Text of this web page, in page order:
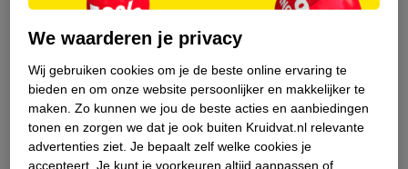
zelfzorg, ook online. Wat je
gezondheidsvraag ook is, stel hem aan
Stel je gezondheidsvraag
Ook in deze winkel
We waarderen je privacy
Wij gebruiken cookies om je de beste online ervaring te
bieden en om onze website persoonlijker en makkelijker te
maken. Zo kunnen we jou de beste acties en aanbiedingen
tonen en zorgen we dat je ook buiten Kruidvat.nl relevante
advertenties ziet. Je bepaalt zelf welke cookies je
accepteert. Je kunt je voorkeuren altijd aanpassen of